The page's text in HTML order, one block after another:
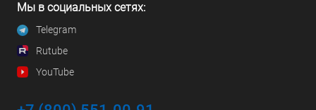
Мы в социальных сетях:
Telegram
Rutube
YouTube